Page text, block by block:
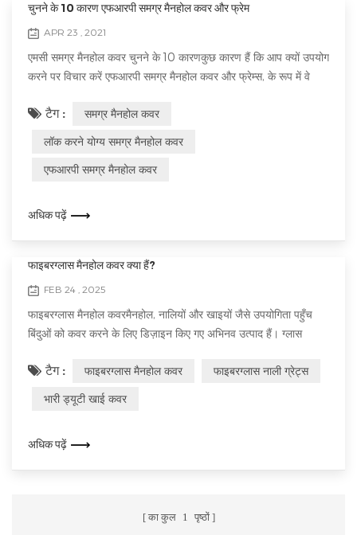
चुनने के 10 कारण एफआरपी समग्र मैनहोल कवर और फ्रेम
APR 23 , 2021
एमसी समग्र मैनहोल कवर चुनने के 10 कारणकुछ कारण हैं कि आप क्यों उपयोग
करने पर विचार करें एफआरपी समग्र मैनहोल कवर और फ्रेम्स, के रूप में वे
समग्र सामग्रियों में बदलने की योजना बना रहे हैं, निम्नलिखित कारण आपको
जानने में मदद कर सकते हैं लाभ और मुख्य विशेषताएं 1. शून्य स्क्रैप मूल्य है...
टैग : समग्र मैनहोल कवर
लॉक करने योग्य समग्र मैनहोल कवर
एफआरपी समग्र मैनहोल कवर
अधिक पढ़ें
फाइबरग्लास मैनहोल कवर क्या हैं?
FEB 24 , 2025
फाइबरग्लास मैनहोल कवरमैनहोल, नालियों और खाइयों जैसे उपयोगिता पहुँच
बिंदुओं को कवर करने के लिए डिज़ाइन किए गए अभिनव उत्पाद हैं। ग्लास
भार और कठोर वातावरण का सामना करने के लिए इंजीनियर हैं। पारंपरिक धातु
कवर के विपरीत, फाइबरग्लास मैनहोल कवर कई तरह के लाभ प्रदान करते हैं
जो उन्हें नगरपालिका से लेकर औद्योगिक अनुप्रयोगों तक विभिन्न उद्य...
टैग : फाइबरग्लास मैनहोल कवर फाइबरग्लास नाली ग्रेट्स
भारी ड्यूटी खाई कवर
अधिक पढ़ें
का कुल 1 पृष्ठों